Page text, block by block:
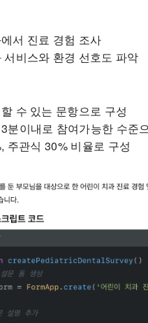
서 진료 경험 조사
비스와 환경 선호도 파악
수 있는 문항으로 구성
분이내로 참여가능한 수준
주관식 30% 비율로 구성